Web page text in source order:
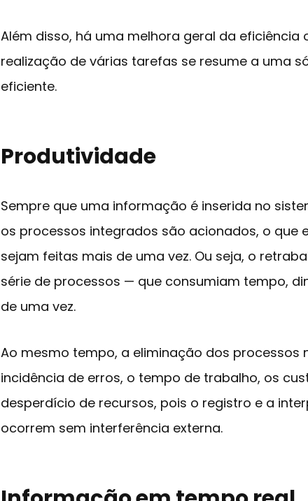
Além disso, há uma melhora geral da eficiência
realização de várias tarefas se resume a uma
eficiente.
Produtividade
Sempre que uma informação é inserida no
os processos integrados são acionados, o que
sejam feitas mais de uma vez. Ou seja, o
série de processos — que consumiam tempo,
de uma vez.
Ao mesmo tempo, a eliminação dos processos
incidência de erros, o tempo de trabalho, os
desperdício de recursos, pois o registro e a
ocorrem sem interferência externa.